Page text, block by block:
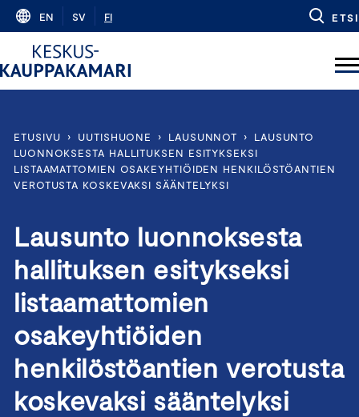
Skip
content
EN SV FI ETSI
ETUSIVU › UUTISHUONE › LAUSUNNOT ›
LAUSUNTO
LUONNOKSESTA HALLITUKSEN ESITYKSEKSI
LISTAAMATTOMIEN OSAKEYHTIÖIDEN HENKILÖSTÖANTIEN
VEROTUSTA KOSKEVAKSI SÄÄNTELYKSI
Lausunto luonnoksesta
hallituksen esitykseksi
listaamattomien
osakeyhtiöiden
henkilöstöantien verotusta
koskevaksi sääntelyksi